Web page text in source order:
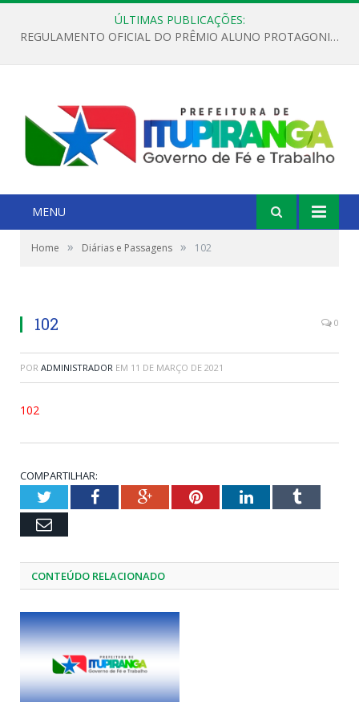
ÚLTIMAS PUBLICAÇÕES:
REGULAMENTO OFICIAL DO PRÊMIO ALUNO PROTAGONISTA – EDIÇÃO 2026
MENU
Home » Diárias e Passagens » 102
102 0
POR ADMINISTRADOR EM 11 DE MARÇO DE 2021
102
COMPARTILHAR:
TwitterFacebookGoogle+PinterestLinkedInTumblr
Email
CONTEÚDO RELACIONADO